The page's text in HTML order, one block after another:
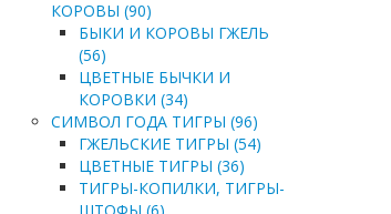
КОРОВЫ (90)
БЫКИ И КОРОВЫ ГЖЕЛЬ
(56)
ЦВЕТНЫЕ БЫЧКИ И
КОРОВКИ (34)
СИМВОЛ ГОДА ТИГРЫ (96)
ГЖЕЛЬСКИЕ ТИГРЫ (54)
ЦВЕТНЫЕ ТИГРЫ (36)
ТИГРЫ-КОПИЛКИ, ТИГРЫ-